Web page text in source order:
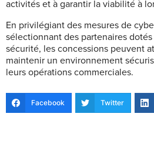
activités et à garantir la viabilité à
En privilégiant des mesures de
sélectionnant des partenaires
sécurité, les concessions peuvent
maintenir un environnement
leurs opérations commerciales.
Facebook Twitter